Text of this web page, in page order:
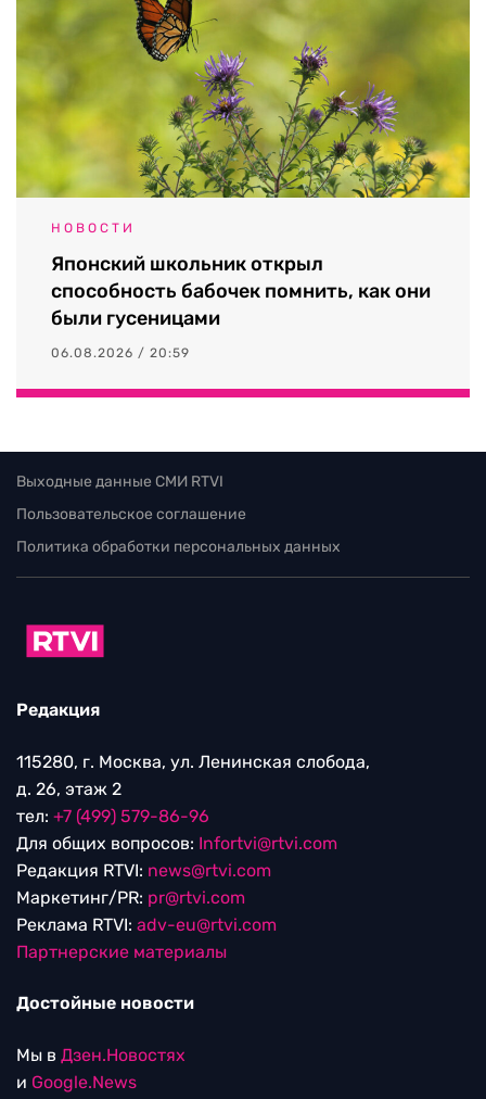
НОВОСТИ
Японский школьник открыл
способность бабочек помнить, как они
были гусеницами
06.08.2026 / 20:59
Выходные данные СМИ RTVI
Пользовательское соглашение
Политика обработки персональных данных
Редакция
115280, г. Москва, ул. Ленинская слобода,
д. 26, этаж 2
тел: +7 (499) 579-86-96
Для общих вопросов: Infortvi@rtvi.com
Редакция RTVI: news@rtvi.com
Маркетинг/PR: pr@rtvi.com
Реклама RTVI: adv-eu@rtvi.com
Партнерские материалы
Достойные новости
Мы в Дзен.Новостях
и Google.News